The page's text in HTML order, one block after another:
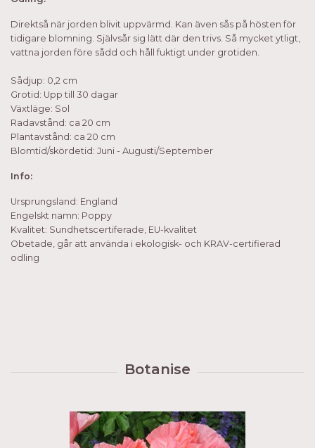
Direktså när jorden blivit uppvärmd. Kan även sås på hösten för
tidigare blomning. Självsår sig lätt där den trivs. Så mycket ytligt,
vattna jorden före sådd och håll fuktigt under grotiden.
Sådjup: 0,2 cm
Grotid: Upp till 30 dagar
Växtläge: Sol
Radavstånd: ca 20 cm
Plantavstånd: ca 20 cm
Blomtid/skördetid: Juni - Augusti/September
Info:
Ursprungsland: England
Engelskt namn: Poppy
Kvalitet: Sundhetscertiferade, EU-kvalitet
Obetade, går att använda i ekologisk- och KRAV-certifierad
odling